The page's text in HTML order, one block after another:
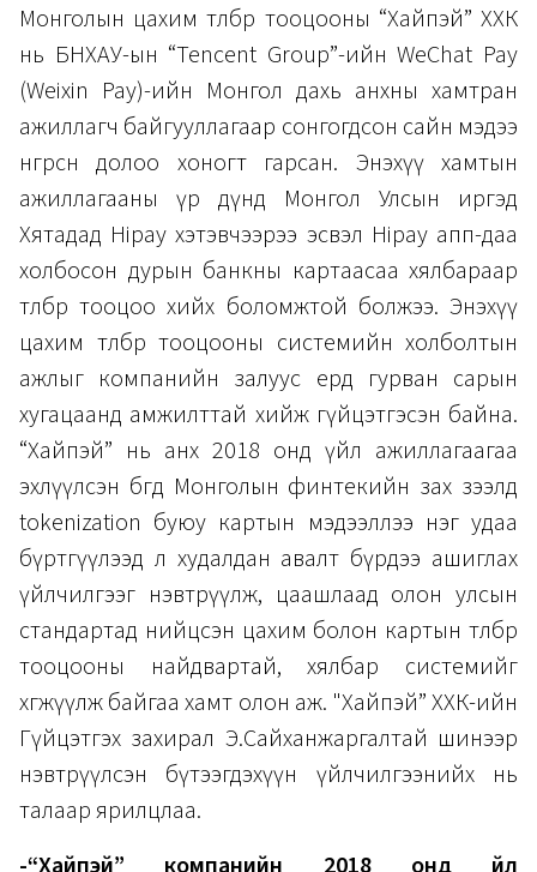
Монголын цахим төлбөр тооцооны “Хайпэй” ХХК
нь БНХАУ-ын “Tencent Group”-ийн WeChat Pay
(Weixin Pay)-ийн Монгол дахь анхны хамтран
ажиллагч байгууллагаар сонгогдсон сайн мэдээ
өнгөрсөн долоо хоногт гарсан. Энэхүү хамтын
ажиллагааны үр дүнд Монгол Улсын иргэд
Хятадад Hipay хэтэвчээрээ эсвэл Hipay апп-даа
холбосон дурын банкны картаасаа хялбараар
төлбөр тооцоо хийх боломжтой болжээ. Энэхүү
цахим төлбөр тооцооны системийн холболтын
ажлыг компанийн залуус ердөө гурван сарын
хугацаанд амжилттай хийж гүйцэтгэсэн байна.
“Хайпэй” нь анх 2018 онд үйл ажиллагаагаа
эхлүүлсэн бөгөөд Монголын финтекийн зах зээлд
tokenization буюу картын мэдээллээ нэг удаа
бүртгүүлээд л худалдан авалт бүрдээ ашиглах
үйлчилгээг нэвтрүүлж, цаашлаад олон улсын
стандартад нийцсэн цахим болон картын төлбөр
тооцооны найдвартай, хялбар системийг
хөгжүүлж байгаа хамт олон аж. "Хайпэй” ХХК-ийн
Гүйцэтгэх захирал Э.Сайханжаргалтай шинээр
нэвтрүүлсэн бүтээгдэхүүн үйлчилгээнийх нь
талаар ярилцлаа.